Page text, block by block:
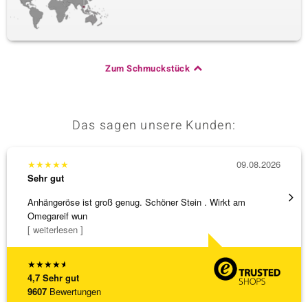
Zum Schmuckstück
Das sagen unsere Kunden:
★★★★★
4,7 Sehr gut
9607 Bewertungen
★★★★★
Sehr gut
Anhängeröse ist groß genug. Schöner Stein . Wirkt am
Omegareif wun
[ weiterlesen ]
09.08.2026
3 x